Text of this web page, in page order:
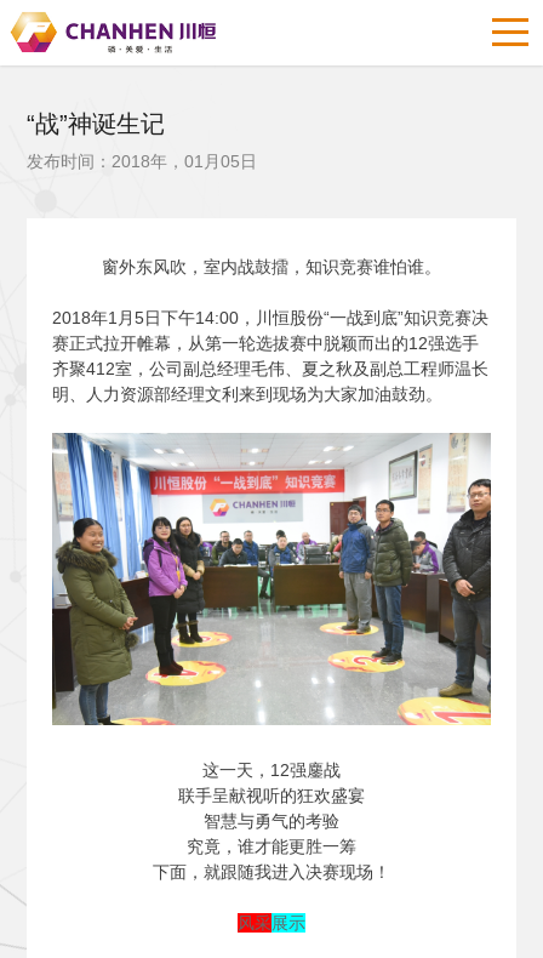
“战”神诞生记
发布时间：2018年，01月05日
窗外东风吹，室内战鼓擂，知识竞赛谁怕谁。
2018年1月5日下午14:00，川恒股份“一战到底”知识竞赛决
赛正式拉开帷幕，从第一轮选拔赛中脱颖而出的12强选手
齐聚412室，公司副总经理毛伟、夏之秋及副总工程师温长
明、人力资源部经理文利来到现场为大家加油鼓劲。
这一天，12强鏖战
联手呈献视听的狂欢盛宴
智慧与勇气的考验
究竟，谁才能更胜一筹
下面，就跟随我进入决赛现场！
风采展示